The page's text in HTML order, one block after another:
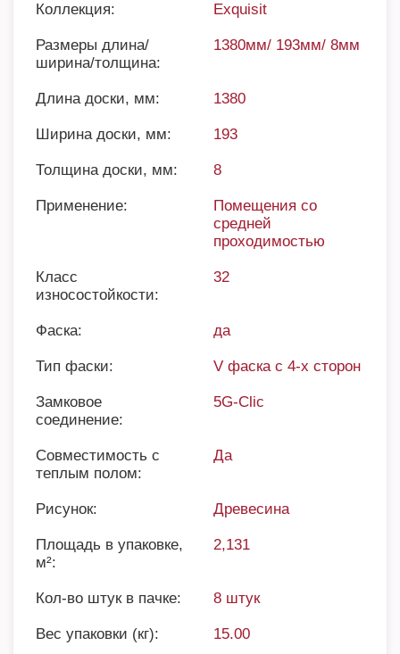
Коллекция: Exquisit
Размеры длина/
ширина/толщина:
1380мм/ 193мм/ 8мм
Длина доски, мм: 1380
Ширина доски, мм: 193
Толщина доски, мм: 8
Применение:
Помещения со
средней
проходимостью
Класс
износостойкости:
32
Фаска: да
Тип фаски: V фаска с 4-х сторон
Замковое
соединение:
5G-Clic
Совместимость с
теплым полом:
Да
Рисунок: Древесина
Площадь в упаковке,
м²:
2,131
Кол-во штук в пачке: 8 штук
Вес упаковки (кг): 15.00